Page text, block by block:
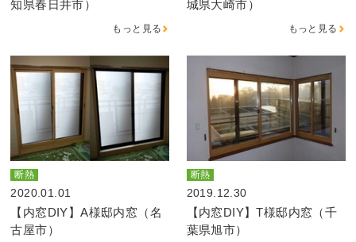
知県春日井市）
もっと見る
城県大崎市）
もっと見る
断熱
2020.01.01
【内窓DIY】A様邸内窓（名
古屋市）
断熱
2019.12.30
【内窓DIY】T様邸内窓（千
葉県旭市）